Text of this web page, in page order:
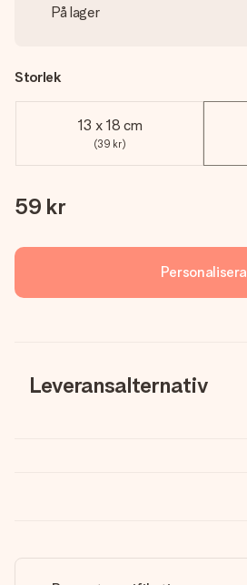
På lager
Storlek
13 x 18 cm
(39 kr)
59 kr
Personalisera
Leveransalternativ